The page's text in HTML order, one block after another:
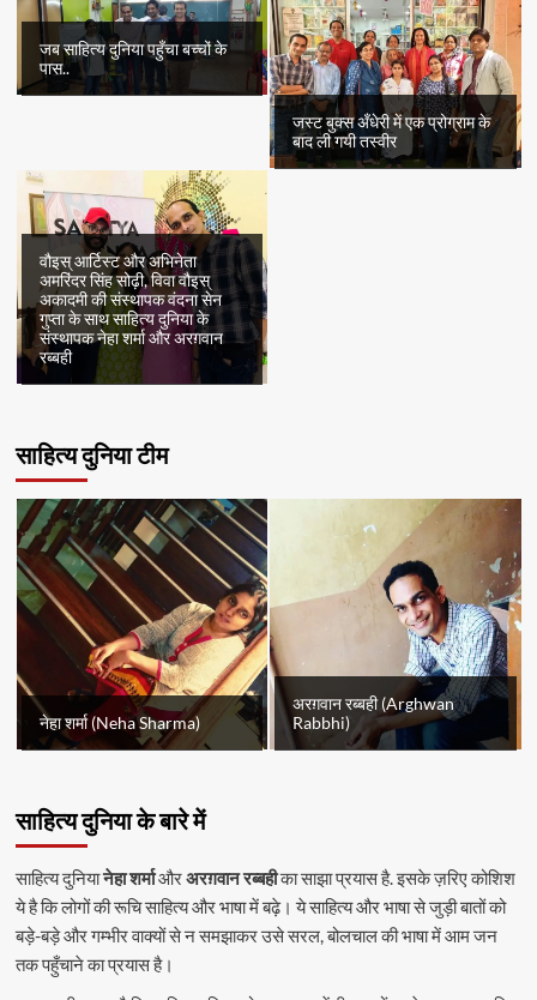
जब साहित्य दुनिया पहुँचा बच्चों के
पास..
जस्ट बुक्स अँधेरी में एक प्रोग्राम के
बाद ली गयी तस्वीर
वौइस् आर्टिस्ट और अभिनेता
अमरिंदर सिंह सोढ़ी, विवा वौइस्
अकादमी की संस्थापक वंदना सेन
गुप्ता के साथ साहित्य दुनिया के
संस्थापक नेहा शर्मा और अरग़वान
रब्बही
साहित्य दुनिया टीम
नेहा शर्मा (Neha Sharma)
अरग़वान रब्बही (Arghwan
Rabbhi)
साहित्य दुनिया के बारे में
साहित्य दुनियानेहा शर्माऔरअरग़वान रब्बहीका साझा प्रयास है. इसके ज़रिए कोशिश
ये है कि लोगों की रूचि साहित्य और भाषा में बढ़े। ये साहित्य और भाषा से जुड़ी बातों को
बड़े-बड़े और गम्भीर वाक्यों से न समझाकर उसे सरल, बोलचाल की भाषा में आम जन
तक पहुँचाने का प्रयास है।